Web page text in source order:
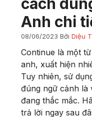
IELTS Listening
IELTS Reading
Từ vựng
Ngữ pháp
Tài liệu
Liên hệ
Anh chi
08/06/2023 Bởi Diệu
Continue là một
anh, xuất hiện
Tuy nhiên, sử
đúng ngữ cảnh là
đang thắc mắc.
trả lời ngay sau